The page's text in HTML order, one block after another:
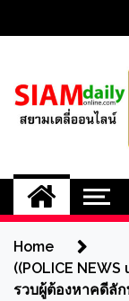
สย
Home
((POLICE NEWS
รวบผู้ต้องหาคดีลัก